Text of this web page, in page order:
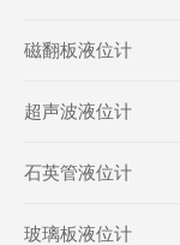
磁翻板液位计
超声波液位计
石英管液位计
玻璃板液位计